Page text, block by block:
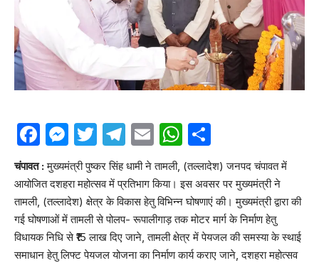
Facebook
Messenger
Twitter
Telegram
EmailWhatsApp
चंपावत :मुख्यमंत्री पुष्कर सिंह धामी ने तामली, (तल्लादेश) जनपद चंपावत में
आयोजित दशहरा महोत्सव में प्रतिभाग किया। इस अवसर पर मुख्यमंत्री ने
तामली, (तल्लादेश) क्षेत्र के विकास हेतु विभिन्न घोषणाएं की। मुख्यमंत्री द्वारा की
गई घोषणाओं में तामली से पोलप- रूपालीगाड़ तक मोटर मार्ग के निर्माण हेतु
विधायक निधि से ₹15 लाख दिए जाने, तामली क्षेत्र में पेयजल की समस्या के स्थाई
समाधान हेतु लिफ्ट पेयजल योजना का निर्माण कार्य कराए जाने, दशहरा महोत्सव